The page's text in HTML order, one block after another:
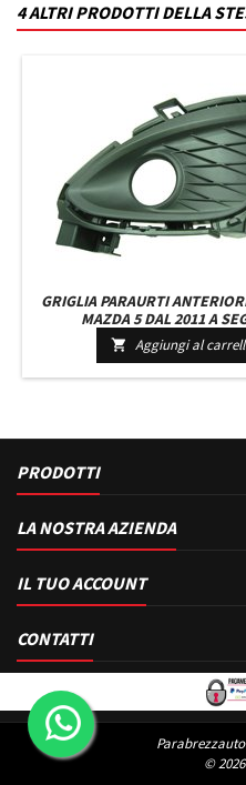
4 ALTRI PRODOTTI DELLA
GRIGLIA PARAURTI
MAZDA 5 DAL 2011 A
 Aggiungi al
PRODOTTI
LA NOSTRA AZIENDA
IL TUO ACCOUNT
CONTATTI
Parabrezzauto
©